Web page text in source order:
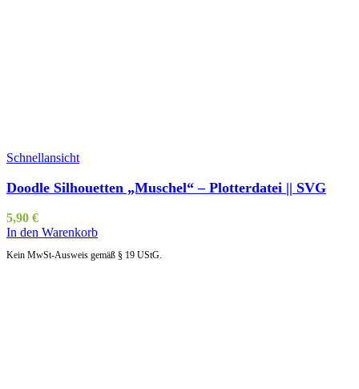
Schnellansicht
Doodle Silhouetten „Muschel“ – Plotterdatei || SVG
5,90 €
In den Warenkorb
Kein MwSt-Ausweis gemäß § 19 UStG.